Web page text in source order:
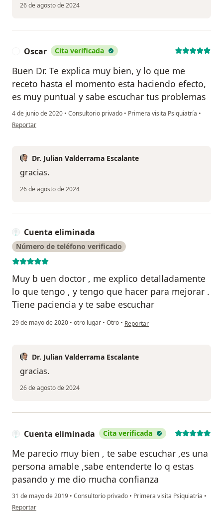
26 de agosto de 2024
Oscar Cita verificada
Buen Dr. Te explica muy bien, y lo que me
receto hasta el momento esta haciendo efecto,
es muy puntual y sabe escuchar tus problemas
4 de junio de 2020 • Consultorio privado • Primera visita Psiquiatría •
en opinión del usuario Oscar
Reportar
Dr. Julian Valderrama Escalante
gracias.
26 de agosto de 2024
Cuenta eliminada
Número de teléfono verificado
Muy b uen doctor , me explico detalladamente
lo que tengo , y tengo que hacer para mejorar .
Tiene paciencia y te sabe escuchar
29 de mayo de 2020 • otro lugar • Otro • en opinión del usuario Cuenta
Reportar
Dr. Julian Valderrama Escalante
gracias.
26 de agosto de 2024
Cuenta eliminada Cita verificada
Me parecio muy bien , te sabe escuchar ,es una
persona amable ,sabe entenderte lo q estas
pasando y me dio mucha confianza
31 de mayo de 2019 • Consultorio privado • Primera visita Psiquiatría •
en opinión del usuario Cuenta eliminada
Reportar